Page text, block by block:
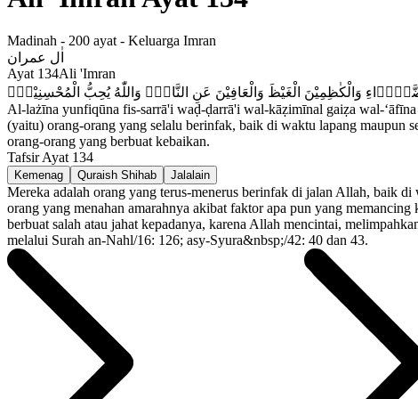
Madinah - 200 ayat - Keluarga Imran
اٰل عمران
Ayat 134Ali 'Imran
وَالْكٰظِمِيْنَ الْغَيْظَ وَالْعَافِيْنَ عَنِ النَّاسِۗ وَاللّٰهُ يُحِبُّ الْمُحْسِنِيْنَۚ
Al-lażīna yunfiqūna fis-sarrā'i waḍ-ḍarrā'i wal-kāẓimīnal gaiẓa wal-
(yaitu) orang-orang yang selalu berinfak, baik di waktu lapang maupun
orang-orang yang berbuat kebaikan.
Tafsir Ayat 134
Kemenag Quraish Shihab Jalalain
Mereka adalah orang yang terus-menerus berinfak di jalan Allah, baik
orang yang menahan amarahnya akibat faktor apa pun yang
berbuat salah atau jahat kepadanya, karena Allah mencintai,
melalui Surah an-Nahl/16: 126; asy-Syura&nbsp;/42: 40 dan 43.